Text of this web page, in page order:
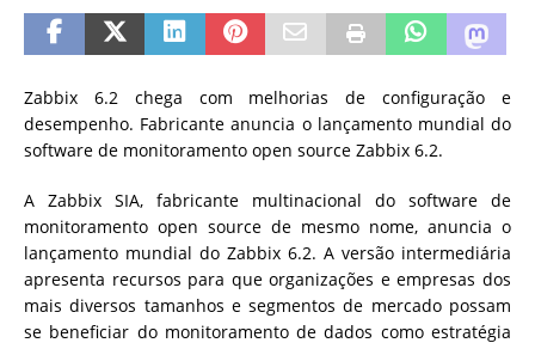
Zabbix 6.2 chega com melhorias de configuração e
desempenho. Fabricante anuncia o lançamento mundial do
software de monitoramento open source Zabbix 6.2.
A Zabbix SIA, fabricante multinacional do software de
monitoramento open source de mesmo nome, anuncia o
lançamento mundial do Zabbix 6.2. A versão intermediária
apresenta recursos para que organizações e empresas dos
mais diversos tamanhos e segmentos de mercado possam
se beneficiar do monitoramento de dados como estratégia